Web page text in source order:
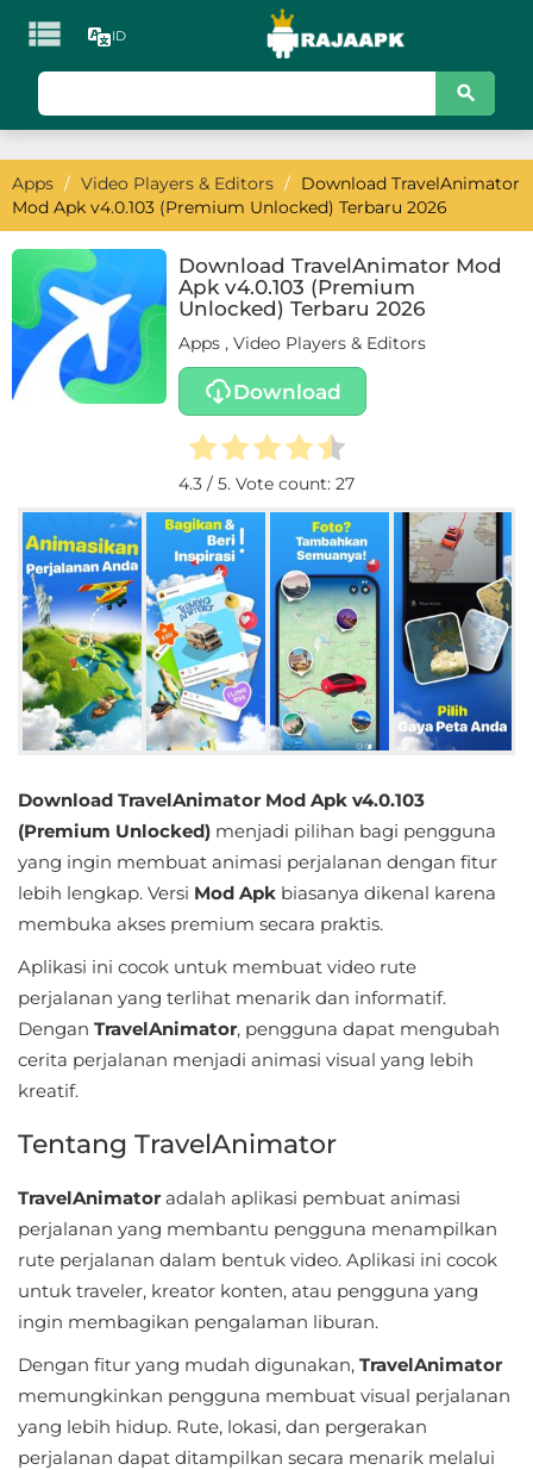
 ID
Games
Action
Arcade
Board
Card
Casual
Educational
First
Person
Horror
Music
Puzzle
Racing
Role
Playing
Sandbox
Shooting
Simulation
Sports
Standalone
Driven
Strategi
Apps / Video Players & Editors / Download TravelAnimator
Mod Apk v4.0.103 (Premium Unlocked) Terbaru 2026
Download TravelAnimator Mod
Apk v4.0.103 (Premium
Unlocked) Terbaru 2026
Apps , Video Players & Editors
Download
4.3 / 5. Vote count: 27
Download TravelAnimator Mod Apk v4.0.103
(Premium Unlocked) menjadi pilihan bagi pengguna
yang ingin membuat animasi perjalanan dengan fitur
lebih lengkap. Versi Mod Apk biasanya dikenal karena
membuka akses premium secara praktis.
Aplikasi ini cocok untuk membuat video rute
perjalanan yang terlihat menarik dan informatif.
Dengan TravelAnimator, pengguna dapat mengubah
cerita perjalanan menjadi animasi visual yang lebih
kreatif.
Tentang TravelAnimator
TravelAnimator adalah aplikasi pembuat animasi
perjalanan yang membantu pengguna menampilkan
rute perjalanan dalam bentuk video. Aplikasi ini cocok
untuk traveler, kreator konten, atau pengguna yang
ingin membagikan pengalaman liburan.
Dengan fitur yang mudah digunakan, TravelAnimator
memungkinkan pengguna membuat visual perjalanan
yang lebih hidup. Rute, lokasi, dan pergerakan
perjalanan dapat ditampilkan secara menarik melalui